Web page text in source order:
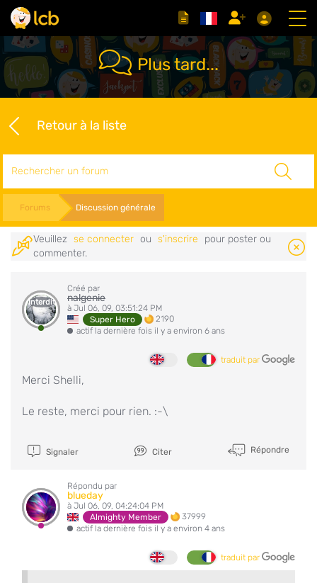
Plus tard...
Retour à la liste
Forums Discussion générale
Veuillez se connecter ou s'inscrire
pour poster ou
commenter.
Interdit
Créé par
nalgenie
à Jul 06, 09, 03:51:24 PM
Super Hero
2190
actif la dernière fois il y a environ 6 ans
traduit par
Merci Shelli,
Le reste, merci pour rien. :-\
Signaler Citer Répondre
Répondu par
blueday
à Jul 06, 09, 04:24:04 PM
Almighty Member
37999
actif la dernière fois il y a environ 4 ans
traduit par